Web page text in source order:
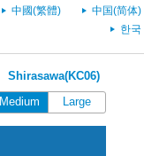
中國(繁體)
中国(简体)
한국
Shirasawa(KC06)
Medium Large